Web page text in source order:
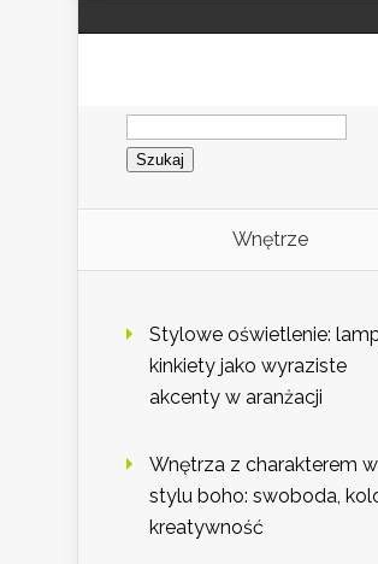
Szukaj:
Wnętrze
Stylowe oświetlenie:
kinkiety jako wyraziste
akcenty w aranżacji
Wnętrza z charakterem w
stylu boho: swoboda,
kreatywność